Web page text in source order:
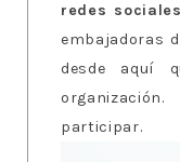
redes sociales
embajadoras
desde aquí
participar.